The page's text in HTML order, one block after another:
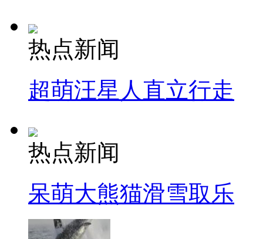
热点新闻
超萌汪星人直立行走
热点新闻
呆萌大熊猫滑雪取乐